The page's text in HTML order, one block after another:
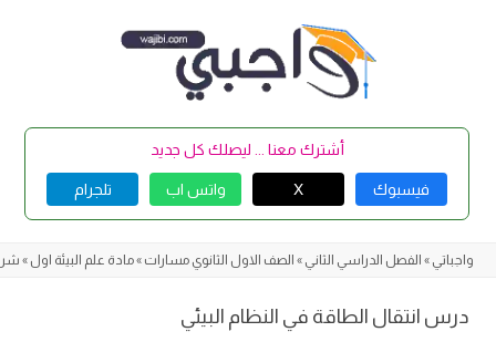
أشترك معنا ... ليصلك كل جديد
فيسبوك X واتس اب تلجرام
واجباتي » الفصل الدراسي الثاني » الصف الاول الثانوي مسارات »مادة علم البيئة اول »
درس انتقال الطاقة في النظام البيئي